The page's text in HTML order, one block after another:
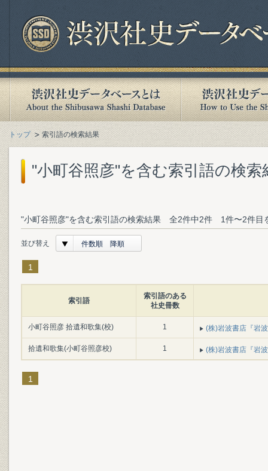
トップ 索引語の検索結果
"小町谷照彦"を含む索引語の検索
"小町谷照彦"を含む索引語の検索結果 全2件中2件 1件〜2件目
並び替え 件数順 降順
1
索引語
索引語のある
社史冊数
小町谷照彦 拾遺和歌集(校) 1 (株)岩波書店『岩
拾遺和歌集(小町谷照彦校) 1 (株)岩波書店『岩
1